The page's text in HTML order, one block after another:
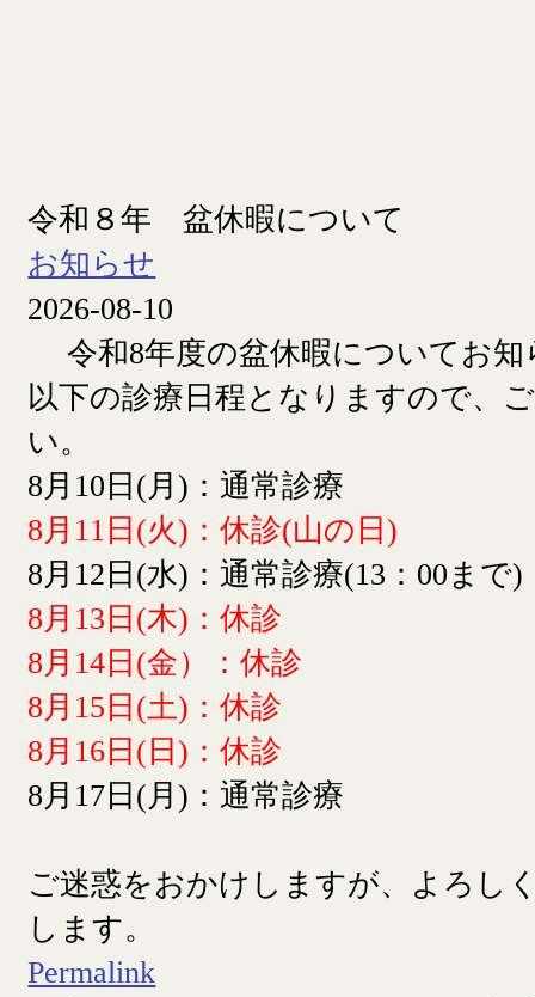
令和８年 盆休暇について
お知らせ
2026-08-10
令和8年度の盆休暇についてお知
以下の診療日程となりますので、
い。
8月10日(月)：通常診療
8月11日(火)：休診(山の日)
8月12日(水)：通常診療(13：00まで)
8月13日(木)：休診
8月14日(金）：休診
8月15日(土)：休診
8月16日(日)：休診
8月17日(月)：通常診療
ご迷惑をおかけしますが、よろし
します。
Permalink